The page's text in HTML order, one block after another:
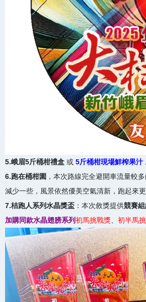
5.峨眉5斤桶柑禮盒 或 5斤桶柑現場鮮榨果汁
6.跑在桶柑園 ，本次路線完全避開車流量較
減少一些，風景依然優美空氣清新，跑起來
7.桔跑人系列水晶獎盃 ：本次敘獎提供競賽
加購同款水晶翅膀系列初馬挑戰獎 初半馬